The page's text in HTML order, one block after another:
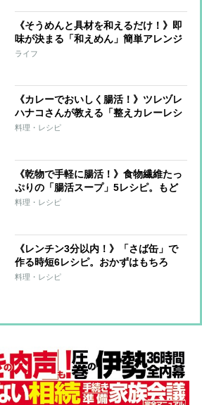
《そうめんと具材を和えるだけ！》即
味が決まる「和えめん」簡単アレンジ
10レシピ！
ライフ
《カレーでおいしく腸活！》ツレヅレ
ハナコさんが教える「整えカレーレシ
ピ」手軽な“仕込みおき”で栄養価アッ
料理・レシピ
《乾物で手軽に腸活！》食物繊維たっ
ぷりの「腸活スープ」5レシピ。もど
し汁もだしに活用！
料理・レシピ
《レンチン3分以内！》「さば缶」で
作る時短6レシピ。おかずはもちろ
ん、サンドもごはん系もおまかせ！
料理・レシピ